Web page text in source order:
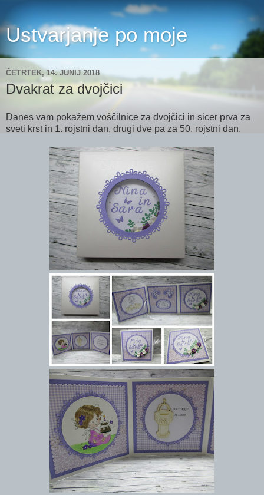
Ustvarjanje po moje
ČETRTEK, 14. JUNIJ 2018
Dvakrat za dvojčici
Danes vam pokažem voščilnice za dvojčici in sicer prva za
sveti krst in 1. rojstni dan, drugi dve pa za 50. rojstni dan.